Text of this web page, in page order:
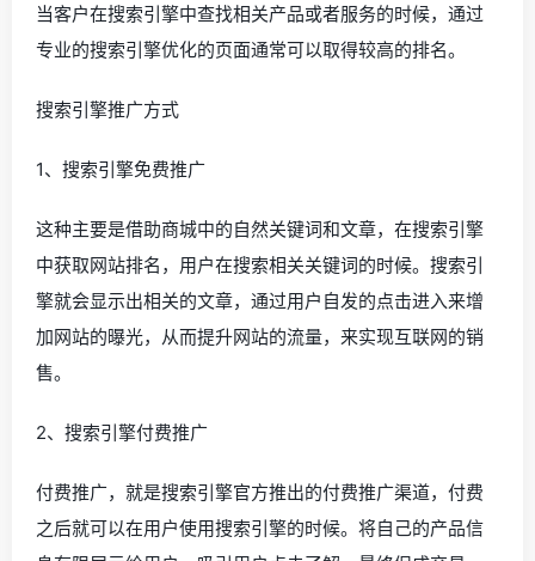
当客户在搜索引擎中查找相关产品或者服务的时候，通过
专业的搜索引擎优化的页面通常可以取得较高的排名。
搜索引擎推广方式
1、搜索引擎免费推广
这种主要是借助商城中的自然关键词和文章，在搜索引擎
中获取网站排名，用户在搜索相关关键词的时候。搜索引
擎就会显示出相关的文章，通过用户自发的点击进入来增
加网站的曝光，从而提升网站的流量，来实现互联网的销
售。
2、搜索引擎付费推广
付费推广，就是搜索引擎官方推出的付费推广渠道，付费
之后就可以在用户使用搜索引擎的时候。将自己的产品信